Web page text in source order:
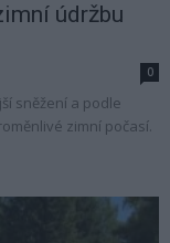
údržbu
0
sněžení a podle
zimní počasí.